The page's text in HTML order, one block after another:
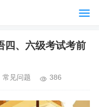
四、六级考试考前
常见问题 386